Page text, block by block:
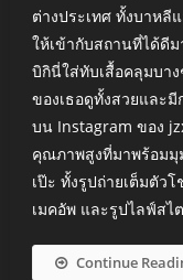
ต่างประเทศ ทั้งบาห
ให้เข้ากับสถานที่ได้ดี
บิกินี่ใส่ทับเสื้อคลุมบา
ของเธอดูทั้งสวยและ
บน Instagram ของ
คุณภาพสูงที่มาพร้อมมุ
เป๊ะ ทั้งรูปถ่ายเต็มตัว
เมคอัพ และรูปไลฟ์สไ
Continue